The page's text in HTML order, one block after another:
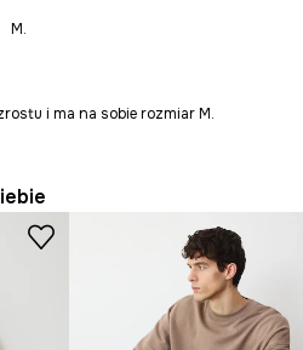
M.
i ma na sobie rozmiar M.